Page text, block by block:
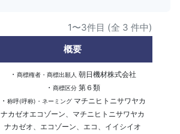
1〜3件目 (全 3 件中)
概要
・ 商標権者・商標出願人 朝日機材株式会社
・ 商標区分第６類
・ 称呼(呼称)・ネーミングマチニヒトニサワヤカ
ナカゼオエコゾーン、マチニヒトニサワヤカ
ナカゼオ、エコゾーン、エコ、イイシイオ